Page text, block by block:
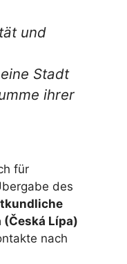
und
Stadt
ihrer
für
des
Lípa)
nach